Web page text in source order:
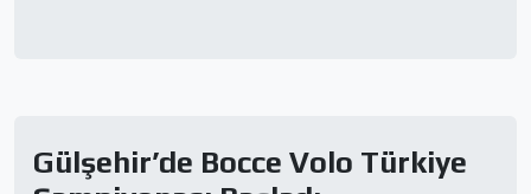
Gülşehir’de Bocce Volo Türkiye